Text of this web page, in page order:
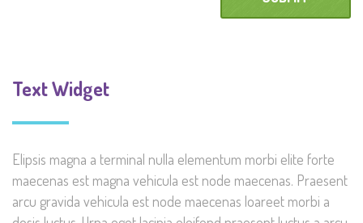
Text Widget
Elipsis magna a terminal nulla elementum morbi elite forte
maecenas est magna vehicula est node maecenas. Praesent
arcu gravida vehicula est node maecenas loareet morbi a